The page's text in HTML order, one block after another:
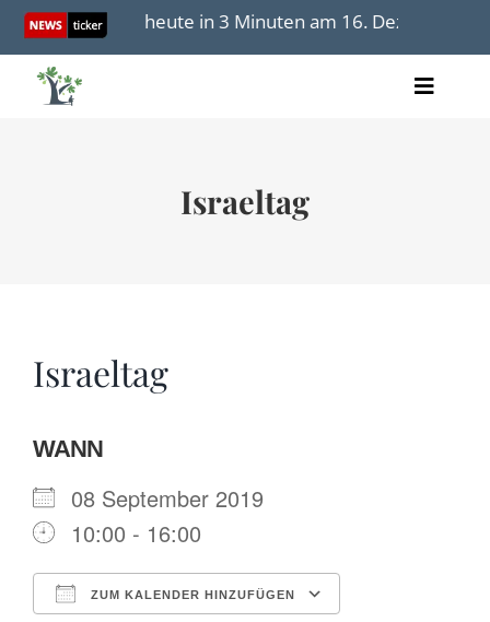
Skip
content
Israel heute in 3 Minuten am 16. Dezember 2025
Toggle
Israeltag
Israeltag
WANN
08 September 2019
10:00 - 16:00
ZUM KALENDER HINZUFÜGEN